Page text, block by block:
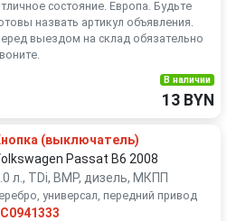
состояние. Европа. Будьте
назвать артикул объявления.
выездом на склад обязательно
В наличии
13 BYN
(выключатель)
Passat B6 2008
л., TDi, BMP, дизель, МКПП
универсал, передний привод